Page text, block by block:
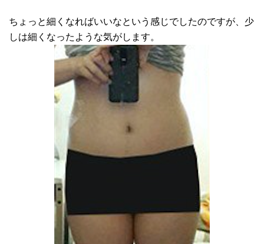
ちょっと細くなればいいなという感じでしたのですが、少
しは細くなったような気がします。